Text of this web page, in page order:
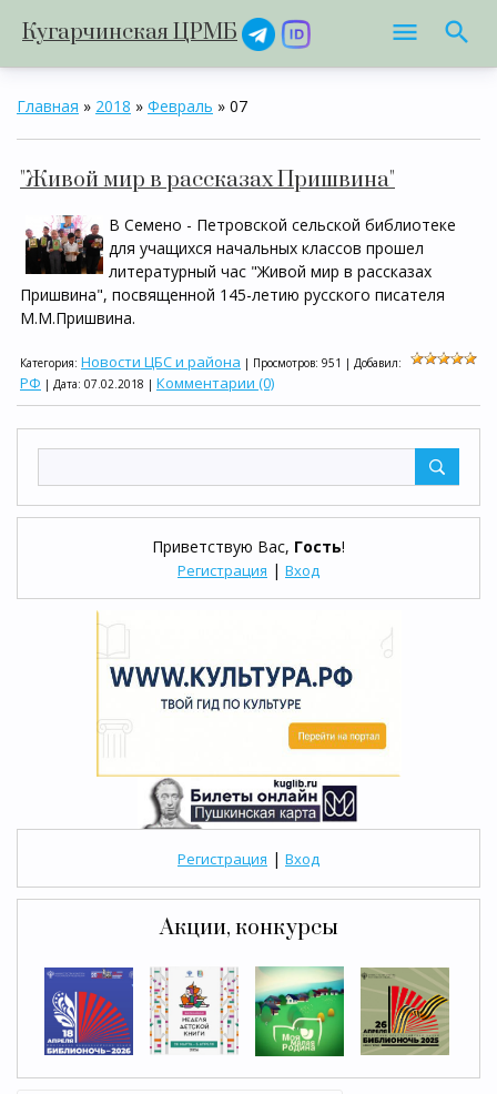
Кугарчинская ЦРМБ
Приветствую Вас, Гость!
Регистрация | Вход
Регистрация | Вход
Акции, конкурсы
Главная » 2018 » Февраль » 07
"Живой мир в рассказах Пришвина"
В Семено - Петровской сельской библиотеке
для учащихся начальных классов прошел
литературный час "Живой мир в рассказах
Пришвина", посвященной 145-летию русского писателя
М.М.Пришвина.
Категория: Новости ЦБС и района | Просмотров: 951 | Добавил:
РФ | Дата: 07.02.2018 | Комментарии (0)